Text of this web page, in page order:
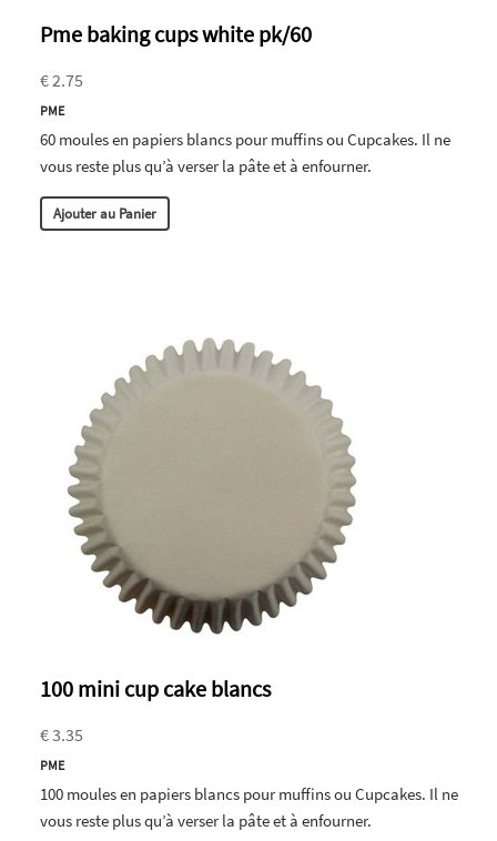
Pme baking cups white pk/60
€ 2.75
PME
60 moules en papiers blancs pour muffins ou Cupcakes. Il ne
vous reste plus qu’à verser la pâte et à enfourner.
Ajouter au Panier
100 mini cup cake blancs
€ 3.35
PME
100 moules en papiers blancs pour muffins ou Cupcakes. Il ne
vous reste plus qu’à verser la pâte et à enfourner.